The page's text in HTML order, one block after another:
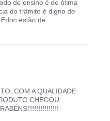
de ensino é de ótima
do trâmite é digno de
estão de
COM A QUALIDADE
CHEGOU